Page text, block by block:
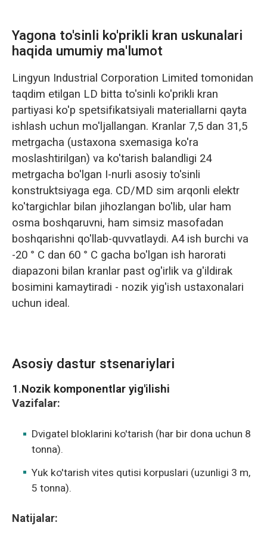
Yagona to'sinli ko'prikli kran uskunalari
haqida umumiy ma'lumot
Lingyun Industrial Corporation Limited tomonidan
taqdim etilgan LD bitta to'sinli ko'prikli kran
partiyasi ko'p spetsifikatsiyali materiallarni qayta
ishlash uchun mo'ljallangan. Kranlar 7,5 dan 31,5
metrgacha (ustaxona sxemasiga ko'ra
moslashtirilgan) va ko'tarish balandligi 24
metrgacha bo'lgan I-nurli asosiy to'sinli
konstruktsiyaga ega. CD/MD sim arqonli elektr
ko'targichlar bilan jihozlangan bo'lib, ular ham
osma boshqaruvni, ham simsiz masofadan
boshqarishni qo'llab-quvvatlaydi. A4 ish burchi va
-20 ° C dan 60 ° C gacha bo'lgan ish harorati
diapazoni bilan kranlar past og'irlik va g'ildirak
bosimini kamaytiradi - nozik yig'ish ustaxonalari
uchun ideal.
Asosiy dastur stsenariylari
1.Nozik komponentlar yig'ilishi
Vazifalar:
Dvigatel bloklarini ko'tarish (har bir dona uchun 8
tonna).
Yuk ko'tarish vites qutisi korpuslari (uzunligi 3 m,
5 tonna).
Natijalar: